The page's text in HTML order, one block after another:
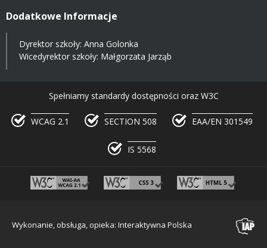
Dodatkowe Informacje
Dyrektor szkoły: Anna Golonka
Wicedyrektor szkoły: Małgorzata Jarząb
Spełniamy standardy dostępności oraz W3C
WCAG 2.1 SECTION 508 EAA/EN 301549
IS 5568
Wykonanie, obsługa, opieka: Interaktywna Polska